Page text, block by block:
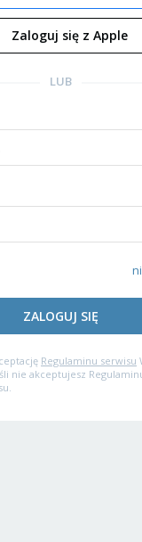
Zaloguj się z Apple
LUB
ZALOGUJ SIĘ
Regulaminu serwisu
nie akceptujesz